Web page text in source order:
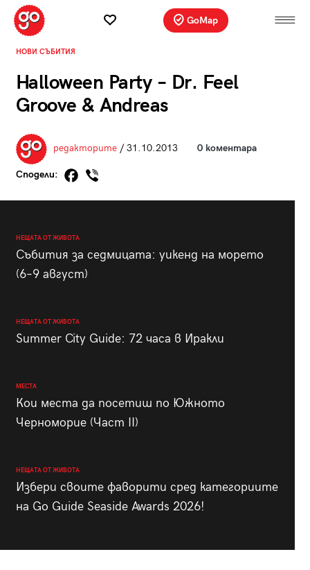
GoMap
НОВИ СЪБИТИЯ
Halloween Party – Dr. Feel
Groove & Andreas
редакторите/ 31.10.2013 0 коментара
Сподели:
НЕЩАТА ОТ ЖИВОТА
Събития за седмицата: уикенд на морето
(6–9 август)
НЕЩАТА ОТ ЖИВОТА
Summer City Guide: 72 часа в Иракли
МЕСТА
Кои места да посетиш по Южното
Черноморие (Част II)
НЕЩАТА ОТ ЖИВОТА
Избери своите фаворити сред категориите
на Go Guide Seaside Awards 2026!